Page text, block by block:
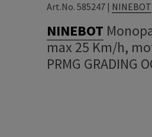
Art.No. 585247 | NINEBOT
NINEBOT
max 25 Km/h,
PRMG GRADING